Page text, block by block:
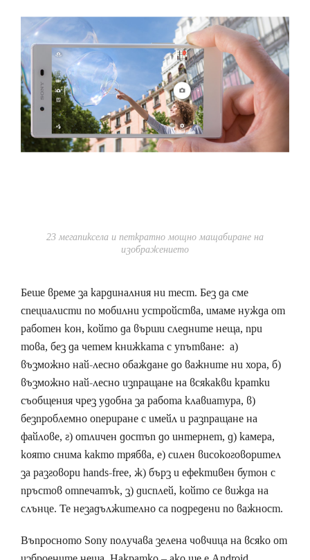
23 мегапиксела и петкратно мощно мащабиране на
изображението
Беше време за кардиналния ни тест. Без да сме
специалисти по мобилни устройства, имаме нужда от
работен кон, който да върши следните неща, при
това, без да четем книжката с упътване: а)
възможно най-лесно обаждане до важните ни хора, б)
възможно най-лесно изпращане на всякакви кратки
съобщения чрез удобна за работа клавиатура, в)
безпроблемно опериране с имейл и разпращане на
файлове, г) отличен достъп до интернет, д) камера,
която снима както трябва, е) силен високоговорител
за разговори hands-free, ж) бърз и ефективен бутон с
пръстов отпечатък, з) дисплей, който се вижда на
слънце. Те незадължително са подредени по важност.
Въпросното Sony получава зелена човчица на всяко от